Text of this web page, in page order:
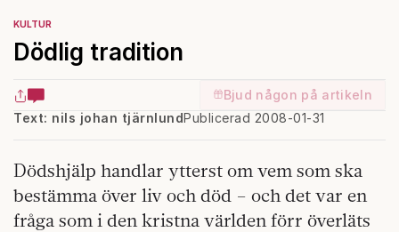
KULTUR
Dödlig tradition
Bjud någon på artikeln
Text: nils johan tjärnlundPublicerad 2008-01-31
Dödshjälp handlar ytterst om vem som ska
bestämma över liv och död – och det var en
fråga som i den kristna världen förr överläts